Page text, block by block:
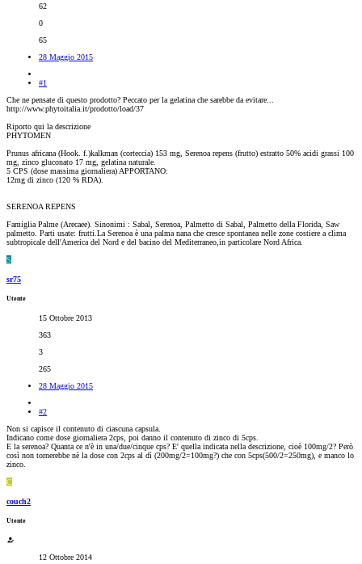
62
0
65
28 Maggio 2015
#1
Che ne pensate di questo prodotto? Peccato per la gelatina che sarebbe da evitare...
http://www.phytoitalia.it/prodotto/load/37
Riporto qui la descrizione
PHYTOMEN
Prunus africana (Hook. f.)kalkman (corteccia) 153 mg, Serenoa repens (frutto) estratto 50% acidi grassi 100
mg, zinco gluconato 17 mg, gelatina naturale.
5 CPS (dose massima giornaliera) APPORTANO:
12mg di zinco (120 % RDA).
SERENOA REPENS
Famiglia Palme (Arecaee). Sinonimi : Sabal, Serenoa, Palmetto di Sabal, Palmetto della Florida, Saw
palmetto. Parti usate: frutti.La Serenoa è una palma nana che cresce spontanea nelle zone costiere a clima
subtropicale dell'America del Nord e del bacino del Mediterraneo,in particolare Nord Africa.
S
sr75
Utente
15 Ottobre 2013
363
3
265
28 Maggio 2015
#2
Non si capisce il contenuto di ciascuna capsula.
Indicano come dose giornaliera 2cps, poi danno il contenuto di zinco di 5cps.
E la serenoa? Quanta ce n'è in una/due/cinque cps? E' quella indicata nella descrizione, cioè 100mg/2? Però
così non tornerebbe nè la dose con 2cps al dì (200mg/2=100mg?) che con 5cps(500/2=250mg), e manco lo
zinco.
C
couch2
Utente
12 Ottobre 2014